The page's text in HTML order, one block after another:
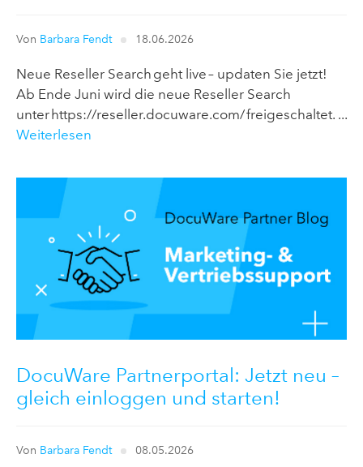
Von Barbara Fendt 18.06.2026
Neue Reseller Search geht live – updaten Sie jetzt!
Ab Ende Juni wird die neue Reseller Search
unter https://reseller.docuware.com/ freigeschaltet. ...
Weiterlesen
DocuWare Partnerportal: Jetzt neu –
gleich einloggen und starten!
Von Barbara Fendt 08.05.2026